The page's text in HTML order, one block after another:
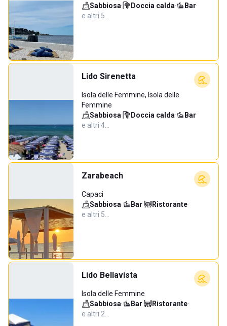
Sabbiosa· Doccia calda· Bar·
e altri 5…
Lido Sirenetta
Isola delle Femmine, Isola delle
Femmine
Sabbiosa· Doccia calda· Bar·
e altri 4…
Zarabeach
Capaci
Sabbiosa· Bar· Ristorante·
e altri 5…
Lido Bellavista
Isola delle Femmine
Sabbiosa· Bar· Ristorante·
e altri 2…